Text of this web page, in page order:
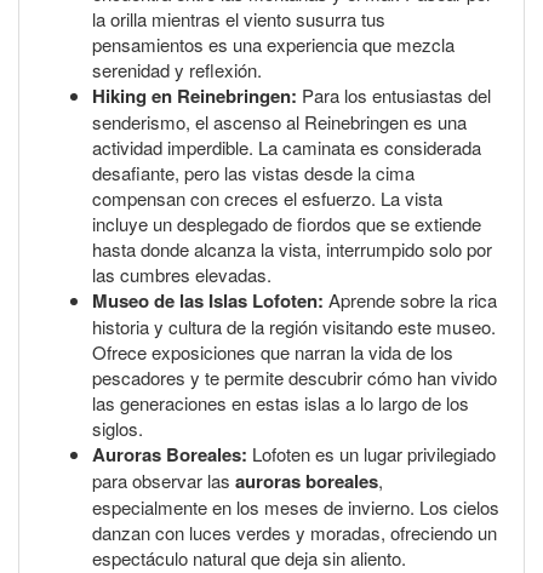
la orilla mientras el viento susurra tus
pensamientos es una experiencia que mezcla
serenidad y reflexión.
Hiking en Reinebringen: Para los entusiastas del
senderismo, el ascenso al Reinebringen es una
actividad imperdible. La caminata es considerada
desafiante, pero las vistas desde la cima
compensan con creces el esfuerzo. La vista
incluye un desplegado de fiordos que se extiende
hasta donde alcanza la vista, interrumpido solo por
las cumbres elevadas.
Museo de las Islas Lofoten: Aprende sobre la rica
historia y cultura de la región visitando este museo.
Ofrece exposiciones que narran la vida de los
pescadores y te permite descubrir cómo han vivido
las generaciones en estas islas a lo largo de los
siglos.
Auroras Boreales: Lofoten es un lugar privilegiado
para observar las auroras boreales,
especialmente en los meses de invierno. Los cielos
danzan con luces verdes y moradas, ofreciendo un
espectáculo natural que deja sin aliento.